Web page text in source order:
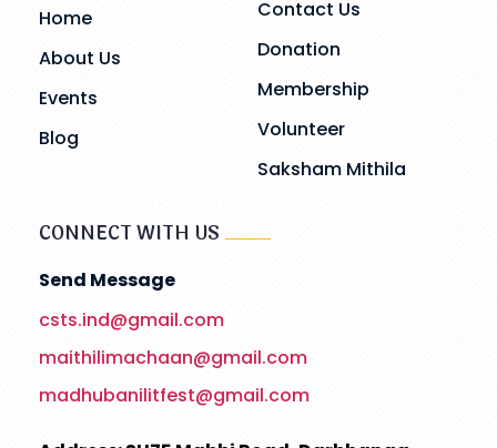
Home
About Us
Events
Blog
Contact Us
Donation
Membership
Volunteer
Saksham Mithila
CONNECT WITH US
Send Message
csts.ind@gmail.com
maithilimachaan@gmail.com
madhubanilitfest@gmail.com